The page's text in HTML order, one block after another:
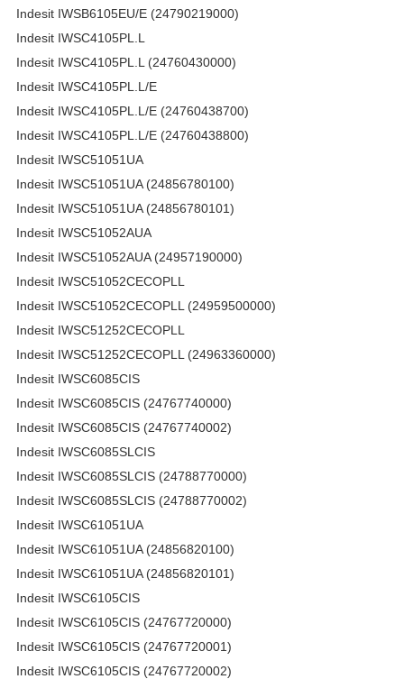
Indesit IWSB6105EU/E (24790219000)
Indesit IWSC4105PL.L
Indesit IWSC4105PL.L (24760430000)
Indesit IWSC4105PL.L/E
Indesit IWSC4105PL.L/E (24760438700)
Indesit IWSC4105PL.L/E (24760438800)
Indesit IWSC51051UA
Indesit IWSC51051UA (24856780100)
Indesit IWSC51051UA (24856780101)
Indesit IWSC51052AUA
Indesit IWSC51052AUA (24957190000)
Indesit IWSC51052CECOPLL
Indesit IWSC51052CECOPLL (24959500000)
Indesit IWSC51252CECOPLL
Indesit IWSC51252CECOPLL (24963360000)
Indesit IWSC6085CIS
Indesit IWSC6085CIS (24767740000)
Indesit IWSC6085CIS (24767740002)
Indesit IWSC6085SLCIS
Indesit IWSC6085SLCIS (24788770000)
Indesit IWSC6085SLCIS (24788770002)
Indesit IWSC61051UA
Indesit IWSC61051UA (24856820100)
Indesit IWSC61051UA (24856820101)
Indesit IWSC6105CIS
Indesit IWSC6105CIS (24767720000)
Indesit IWSC6105CIS (24767720001)
Indesit IWSC6105CIS (24767720002)